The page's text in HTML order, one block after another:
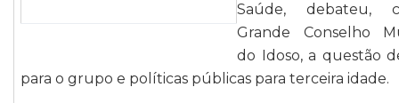
Saúde, debateu,
Grande Conselho
do Idoso, a questão
para o grupo e políticas públicas para terceira idade.